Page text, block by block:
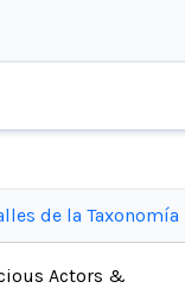
de la Taxonomía
Actors &